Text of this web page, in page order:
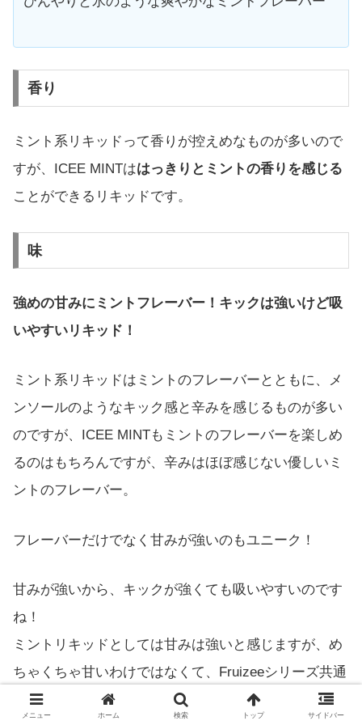
香り
ミント系リキッドって香りが控えめなものが多いので
すが、ICEE MINTははっきりとミントの香りを感じる
ことができるリキッドです。
味
強めの甘みにミントフレーバー！キックは強いけど吸
いやすいリキッド！
ミント系リキッドはミントのフレーバーとともに、メ
ンソールのようなキック感と辛みを感じるものが多い
のですが、ICEE MINTもミントのフレーバーを楽しめ
るのはもちろんですが、辛みはほぼ感じない優しいミ
ントのフレーバー。
フレーバーだけでなく甘みが強いのもユニーク！
甘みが強いから、キックが強くても吸いやすいのです
ね！
ミントリキッドとしては甘みは強いと感じますが、め
ちゃくちゃ甘いわけではなくて、Fruizeeシリーズ共通
の甘みのようにも感じます。
メニュー ホーム 検索 トップ サイドバー